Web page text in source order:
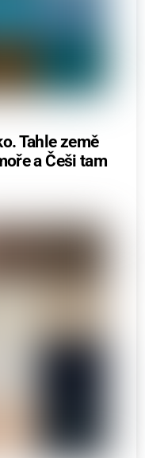
Tahle země
a Češi tam